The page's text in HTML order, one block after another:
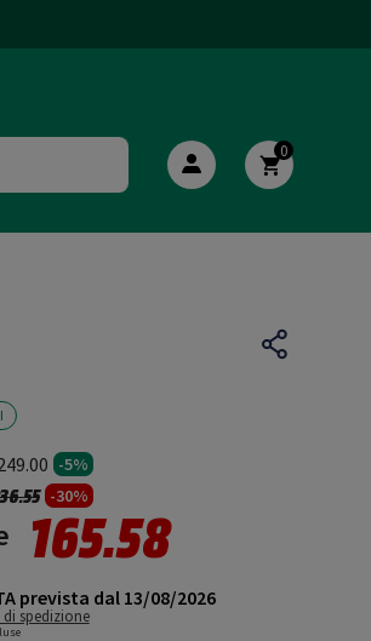
0
-5%
ridotto da
a-30%
165.58
prevista dal 13/08/2026
spedizione